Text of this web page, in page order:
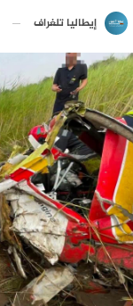
إيطاليا تلغراف